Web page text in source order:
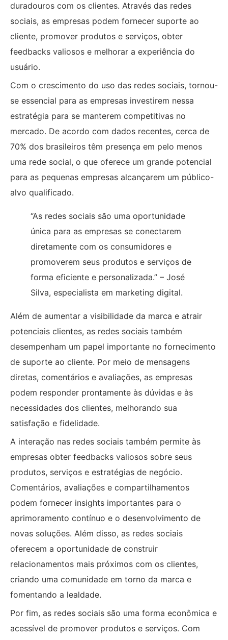
duradouros com os clientes. Através das redes
sociais, as empresas podem fornecer suporte ao
cliente, promover produtos e serviços, obter
feedbacks valiosos e melhorar a experiência do
usuário.
Com o crescimento do uso das redes sociais, tornou-
se essencial para as empresas investirem nessa
estratégia para se manterem competitivas no
mercado. De acordo com dados recentes, cerca de
70% dos brasileiros têm presença em pelo menos
uma rede social, o que oferece um grande potencial
para as pequenas empresas alcançarem um público-
alvo qualificado.
“As redes sociais são uma oportunidade
única para as empresas se conectarem
diretamente com os consumidores e
promoverem seus produtos e serviços de
forma eficiente e personalizada.” – José
Silva, especialista em marketing digital.
Além de aumentar a visibilidade da marca e atrair
potenciais clientes, as redes sociais também
desempenham um papel importante no fornecimento
de suporte ao cliente. Por meio de mensagens
diretas, comentários e avaliações, as empresas
podem responder prontamente às dúvidas e às
necessidades dos clientes, melhorando sua
satisfação e fidelidade.
A interação nas redes sociais também permite às
empresas obter feedbacks valiosos sobre seus
produtos, serviços e estratégias de negócio.
Comentários, avaliações e compartilhamentos
podem fornecer insights importantes para o
aprimoramento contínuo e o desenvolvimento de
novas soluções. Além disso, as redes sociais
oferecem a oportunidade de construir
relacionamentos mais próximos com os clientes,
criando uma comunidade em torno da marca e
fomentando a lealdade.
Por fim, as redes sociais são uma forma econômica e
acessível de promover produtos e serviços. Com